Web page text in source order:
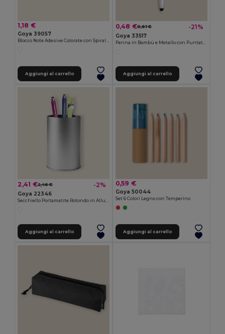
1,18 €
Goya 39057
Blocco Note Adesive Colorate con Spirale GRANT
Aggiungi al carrello
0,48 €0,61 € -21%
Goya 33517
Penna in Bambù e Metallo con Puntatore BAMBOO
Aggiungi al carrello
2,41 €2,46 € -2%
Goya 22346
Secchiello Portamatite Rotondo in Alluminio BUCKET
Aggiungi al carrello
0,59 €
Goya 50044
Set 6 Colori Legno con Temperino
Aggiungi al carrello